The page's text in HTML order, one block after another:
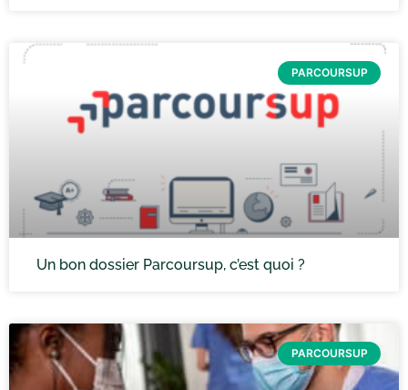
PARCOURSUP
Un bon dossier Parcoursup, c’est quoi ?
PARCOURSUP